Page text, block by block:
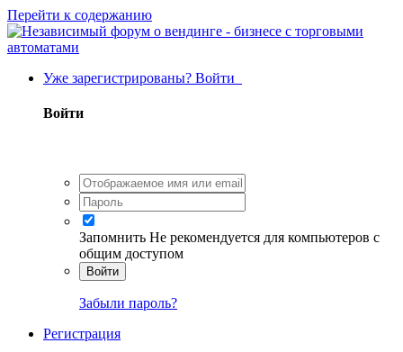
Перейти к содержанию
Уже зарегистрированы? Войти
Войти
Запомнить Не рекомендуется для компьютеров с
общим доступом
Войти
Забыли пароль?
Регистрация